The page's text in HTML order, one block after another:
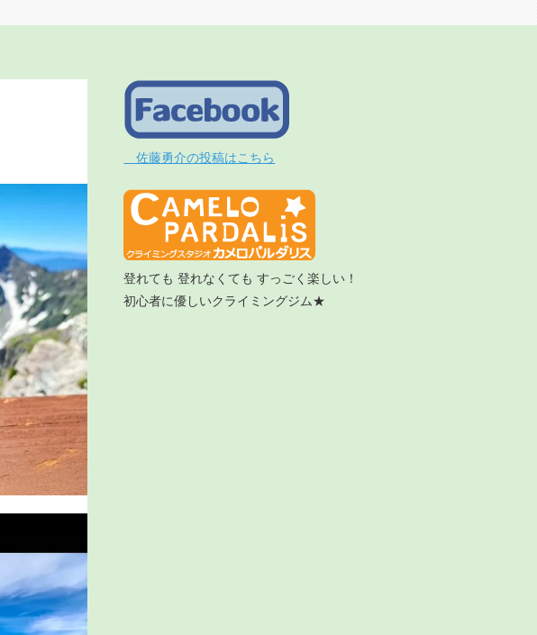
佐藤勇介の投稿はこちら
登れても 登れなくても すっごく楽しい！
初心者に優しいクライミングジム★